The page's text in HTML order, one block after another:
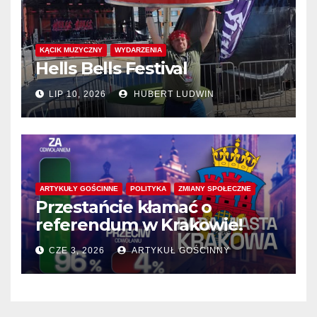
KĄCIK MUZYCZNY WYDARZENIA
Hells Bells Festival
LIP 10, 2026 HUBERT LUDWIN
ARTYKUŁY GOŚCINNE POLITYKA ZMIANY SPOŁECZNE
Przestańcie kłamać o
referendum w Krakowie!
CZE 3, 2026 ARTYKUŁ GOŚCINNY